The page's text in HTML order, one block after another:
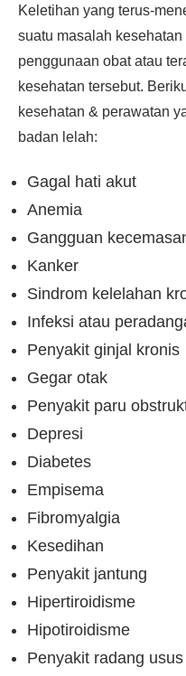
Keletihan yang terus-
suatu masalah
penggunaan obat atau
kesehatan tersebut.
kesehatan & perawatan
badan lelah:
Gagal hati akut
Anemia
Gangguan
Kanker
Sindrom kelelahan
Infeksi atau
Penyakit ginjal kronis
Gegar otak
Penyakit paru
Depresi
Diabetes
Empisema
Fibromyalgia
Kesedihan
Penyakit jantung
Hipertiroidisme
Hipotiroidisme
Penyakit radang usus